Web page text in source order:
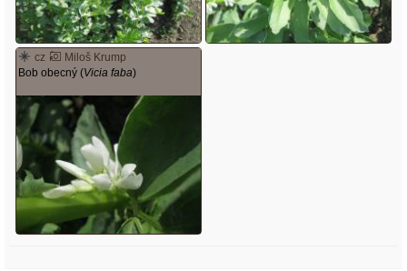
cz
Miloš Krump
Bob obecný (Vicia faba)